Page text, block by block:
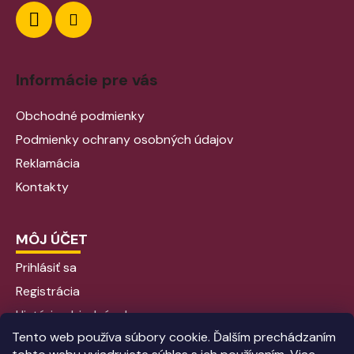
Tento web používa súbory cookie. Ďalším prechádzaním
Informácie pre vás
Obchodné podmienky
Podmienky ochrany osobných údajov
Reklamácia
Kontakty
MÔJ ÚČET
Prihlásiť sa
Registrácia
História objednávok